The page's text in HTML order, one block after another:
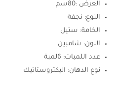
العرض :80سم
النوع: نجفة
الخامة: ستيل
اللون: شامبين
عدد اللمبات: 6لمبة
نوع الدهان: اليكتروستاتيك